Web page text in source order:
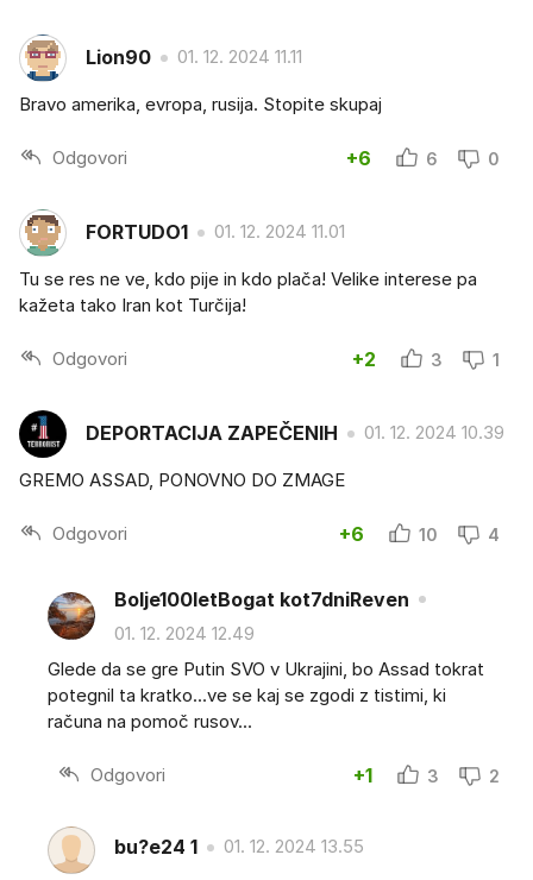
Lion90 01. 12. 2024 11.11
Bravo amerika, evropa, rusija. Stopite skupaj
Odgovori +6 6 0
FORTUDO1 01. 12. 2024 11.01
Tu se res ne ve, kdo pije in kdo plača! Velike interese pa
kažeta tako Iran kot Turčija!
Odgovori +2 3 1
DEPORTACIJA ZAPEČENIH 01. 12. 2024 10.39
GREMO ASSAD, PONOVNO DO ZMAGE
Odgovori +6 10 4
Bolje100letBogat kot7dniReven
01. 12. 2024 12.49
Glede da se gre Putin SVO v Ukrajini, bo Assad tokrat
potegnil ta kratko...ve se kaj se zgodi z tistimi, ki
računa na pomoč rusov...
Odgovori +1 3 2
bu?e24 1 01. 12. 2024 13.55